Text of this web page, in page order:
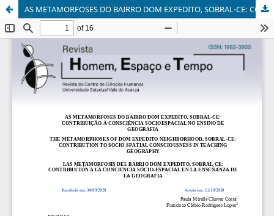
AS METAMORFOSES DO BAIRRO DOM EXPEDITO, SOBRAL-CE: CONTRIBUIÇÃO À CONSCIÊNCIA SOCIOESPACIAL NO ENSINO DE GEOGRAFIA